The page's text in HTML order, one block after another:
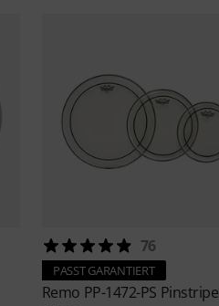
76
PASST GARANTIERT
Remo PP-1472-PS Pinstripe